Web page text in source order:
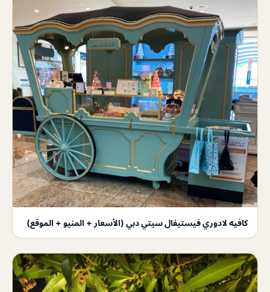
كافيه لادوري فيستيفال سيتي دبي (الأسعار + المنيو + الموقع)